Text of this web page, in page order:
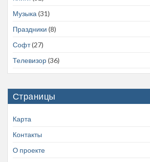
Музыка(31)
Праздники (8)
Софт(27)
Телевизор(36)
Страницы
Карта
Контакты
О проекте